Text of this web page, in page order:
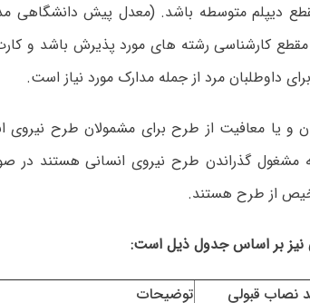
دیپلم متوسطه باشد. (معدل پیش دانشگاهی
کارشناسی رشته های مورد پذیرش باشد و
داوطلبان مرد از جمله مدارک مورد نیاز است.
و یا معافیت از طرح برای مشمولان طرح نیروی
مشغول گذراندن طرح نیروی انسانی هستند در
از طرح هستند.
نیز بر اساس جدول ذیل است:
نصاب قبولی توضیحات